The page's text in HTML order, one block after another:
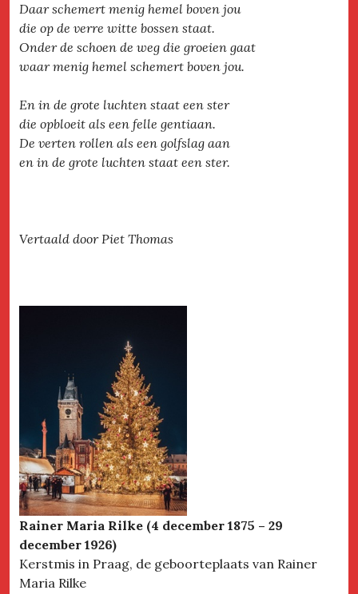
Daar schemert menig hemel boven jou
die op de verre witte bossen staat.
Onder de schoen de weg die groeien gaat
waar menig hemel schemert boven jou.
En in de grote luchten staat een ster
die opbloeit als een felle gentiaan.
De verten rollen als een golfslag aan
en in de grote luchten staat een ster.
Vertaald door Piet Thomas
Rainer Maria Rilke (4 december 1875 – 29
december 1926)
Kerstmis in Praag, de geboorteplaats van Rainer
Maria Rilke